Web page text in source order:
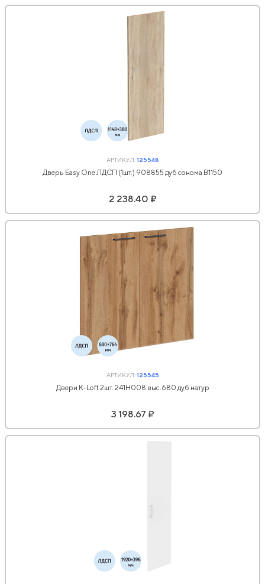
АРТИКУЛ:125548
Дверь Easy One ЛДСП (1шт.) 908855 дуб сонома В1150
2 238.40 ₽
АРТИКУЛ:125545
Двери К-Loft 2шт. 241H008 выс.680 дуб натур
3 198.67 ₽